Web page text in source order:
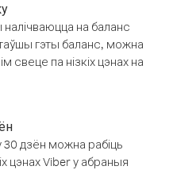
на баланс
гэты баланс, можна
свеце па нізкіх цэнах на
дзён можна рабіць
цэнах Viber у абраныя